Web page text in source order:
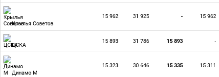
Крылья Советов
15 962 31 925 - 15 962
ЦСКА
15 893 31 786 15 893 -
Динамо М
15 323 30 646 15 335 15 311